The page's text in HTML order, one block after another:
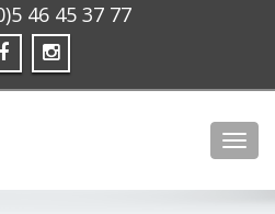
46 45 37 77